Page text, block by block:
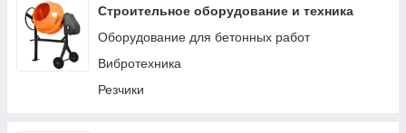
Строительное оборудование и техника
Оборудование для бетонных работ
Вибротехника
Резчики